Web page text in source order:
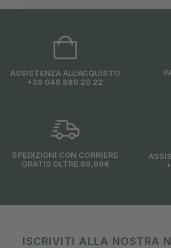
ASSISTENZA ALL'ACQUISTO
+39 049 880 20 22
SPEDIZIONI CON CORRIERE
GRATIS OLTRE 69,99€
ISCRIVITI ALLA NOSTRA